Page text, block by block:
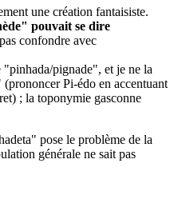
une création fantaisiste.
pouvait se dire
confondre avec
"pinhada/pignade", et je ne la
Pi-édo en accentuant
; la toponymie gasconne
pose le problème de la
générale ne sait pas